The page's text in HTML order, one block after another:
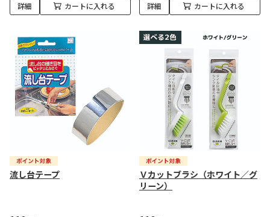
詳細 カートに入れる 詳細 カートに入れる
流し台テープ
Ｖカットブラシ（ホワイト／グ
リーン）